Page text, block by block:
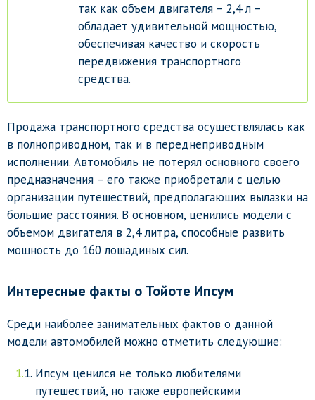
так как объем двигателя – 2,4 л –
обладает удивительной мощностью,
обеспечивая качество и скорость
передвижения транспортного
средства.
Продажа транспортного средства осуществлялась как
в полноприводном, так и в переднеприводным
исполнении. Автомобиль не потерял основного своего
предназначения – его также приобретали с целью
организации путешествий, предполагающих вылазки на
большие расстояния. В основном, ценились модели с
объемом двигателя в 2,4 литра, способные развить
мощность до 160 лошадиных сил.
Интересные факты о Тойоте Ипсум
Среди наиболее занимательных фактов о данной
модели автомобилей можно отметить следующие:
Ипсум ценился не только любителями
путешествий, но также европейскими